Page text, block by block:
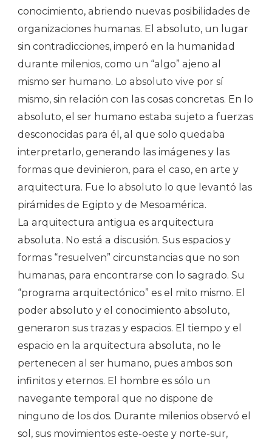
conocimiento, abriendo nuevas posibilidades de
organizaciones humanas. El absoluto, un lugar
sin contradicciones, imperó en la humanidad
durante milenios, como un “algo” ajeno al
mismo ser humano. Lo absoluto vive por sí
mismo, sin relación con las cosas concretas. En lo
absoluto, el ser humano estaba sujeto a fuerzas
desconocidas para él, al que solo quedaba
interpretarlo, generando las imágenes y las
formas que devinieron, para el caso, en arte y
arquitectura. Fue lo absoluto lo que levantó las
pirámides de Egipto y de Mesoamérica.
La arquitectura antigua es arquitectura
absoluta. No está a discusión. Sus espacios y
formas “resuelven” circunstancias que no son
humanas, para encontrarse con lo sagrado. Su
“programa arquitectónico” es el mito mismo. El
poder absoluto y el conocimiento absoluto,
generaron sus trazas y espacios. El tiempo y el
espacio en la arquitectura absoluta, no le
pertenecen al ser humano, pues ambos son
infinitos y eternos. El hombre es sólo un
navegante temporal que no dispone de
ninguno de los dos. Durante milenios observó el
sol, sus movimientos este-oeste y norte-sur,